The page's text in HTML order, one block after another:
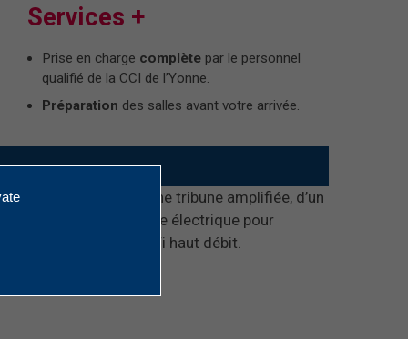
Services +
Prise en charge complètepar le personnel
qualifié de la CCI de l’Yonne.
Préparation des salles avant votre arrivée.
salle est équipée d’une tribune amplifiée, d’un
blanc et d’un store électrique pour
par WiFi haut débit.